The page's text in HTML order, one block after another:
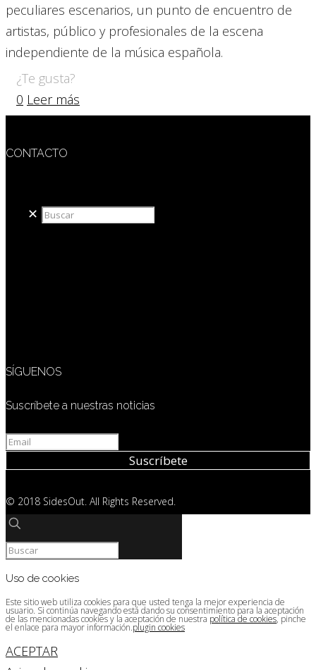
peculiares escenarios, un punto de encuentro de
artistas, público y profesionales de la escena
independiente de la música española.
¿Te gusta?
0 Leer más
CONTACTO
✕
SÍGUENOS
Suscríbete a nuestras noticias
© 2018 SidesOut. All Rights Reserved.
Uso de cookies
Este sitio web utiliza cookies para que usted tenga la mejor experiencia de
usuario. Si continúa navegando está dando su consentimiento para la aceptación
de las mencionadas cookies y la aceptación de nuestra política de cookies, pinche
el enlace para mayor información.plugin cookies
ACEPTAR